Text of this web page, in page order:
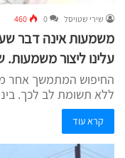
שירי שטויסל 0
460
משמעות אינה דבר
עלינו ליצור משמעות.
החיפוש המתמשך אחר
ללא תשומת לב לכך.
קרא עוד